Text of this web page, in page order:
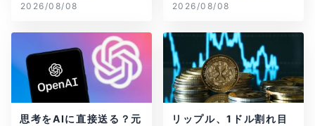
2026/08/08 2026/08/08
思考をAIに直接送る？元 リップル、1ドル割れ目